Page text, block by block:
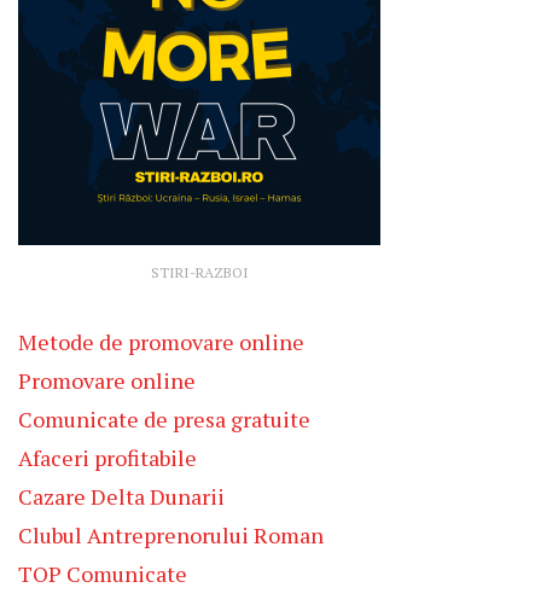
STIRI-RAZBOI
Metode de promovare online
Promovare online
Comunicate de presa gratuite
Afaceri profitabile
Cazare Delta Dunarii
Clubul Antreprenorului Roman
TOP Comunicate